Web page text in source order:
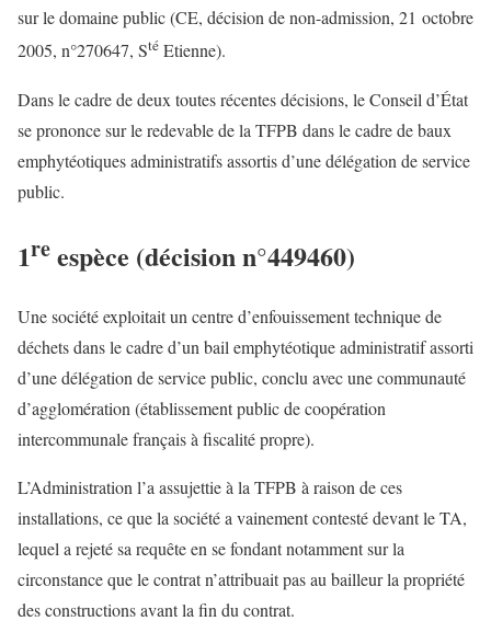
sur le domaine public (CE, décision de non-admission, 21 octobre
2005, n°270647, Sté Etienne).
Dans le cadre de deux toutes récentes décisions, le Conseil d’État
se prononce sur le redevable de la TFPB dans le cadre de baux
emphytéotiques administratifs assortis d’une délégation de service
public.
1re espèce (décision n°449460)
Une société exploitait un centre d’enfouissement technique de
déchets dans le cadre d’un bail emphytéotique administratif assorti
d’une délégation de service public, conclu avec une communauté
d’agglomération (établissement public de coopération
intercommunale français à fiscalité propre).
L’Administration l’a assujettie à la TFPB à raison de ces
installations, ce que la société a vainement contesté devant le TA,
lequel a rejeté sa requête en se fondant notamment sur la
circonstance que le contrat n’attribuait pas au bailleur la propriété
des constructions avant la fin du contrat.